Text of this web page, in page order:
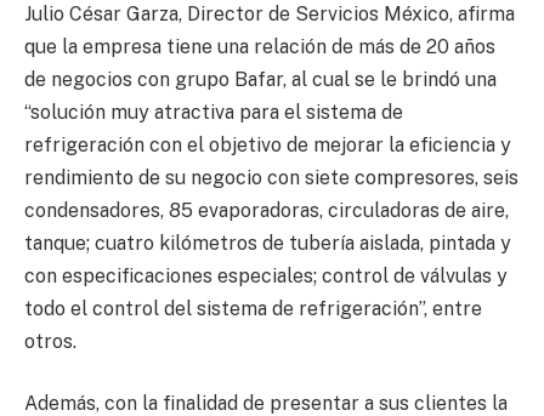
Julio César Garza, Director de Servicios México, afirma
que la empresa tiene una relación de más de 20 años
de negocios con grupo Bafar, al cual se le brindó una
“solución muy atractiva para el sistema de
refrigeración con el objetivo de mejorar la eficiencia y
rendimiento de su negocio con siete compresores, seis
condensadores, 85 evaporadoras, circuladoras de aire,
tanque; cuatro kilómetros de tubería aislada, pintada y
con especificaciones especiales; control de válvulas y
todo el control del sistema de refrigeración”, entre
otros.
Además, con la finalidad de presentar a sus clientes la